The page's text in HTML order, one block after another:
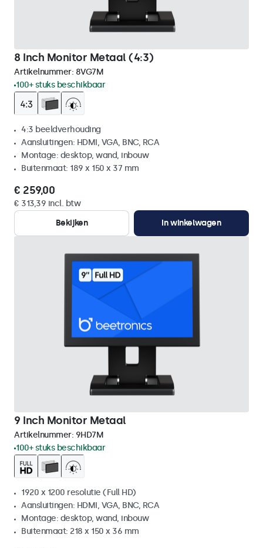
8 Inch Monitor Metaal (4:3)
Artikelnummer: 8VG7M
100+ stuks beschikbaar
4:3 beeldverhouding
Aansluitingen: HDMI, VGA, BNC, RCA
Montage: desktop, wand, inbouw
Buitenmaat: 189 x 150 x 37 mm
€ 259,00
€ 313,39 incl. btw
Bekijken
In winkelwagen
9 Inch Monitor Metaal
Artikelnummer: 9HD7M
100+ stuks beschikbaar
1920 x 1200 resolutie (Full HD)
Aansluitingen: HDMI, VGA, BNC, RCA
Montage: desktop, wand, inbouw
Buitenmaat: 218 x 150 x 36 mm